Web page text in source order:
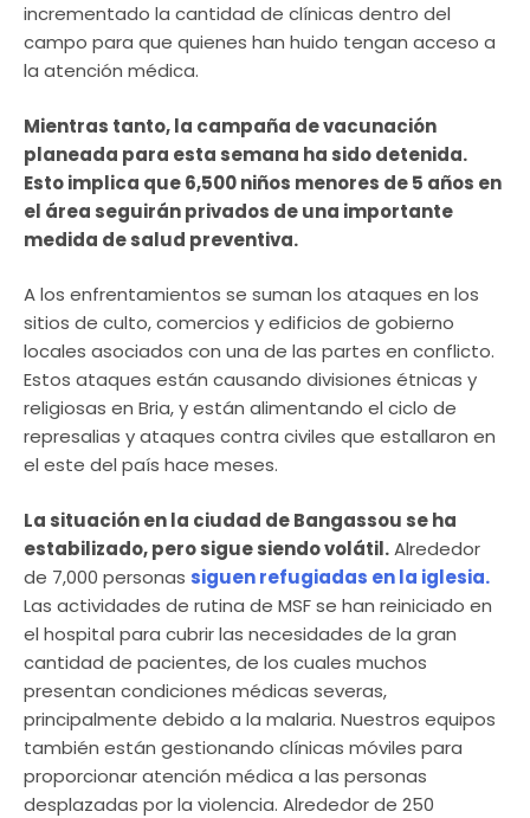
incrementado la cantidad de clínicas dentro del
campo para que quienes han huido tengan acceso a
la atención médica.
Mientras tanto, la campaña de vacunación
planeada para esta semana ha sido detenida.
Esto implica que 6,500 niños menores de 5 años en
el área seguirán privados de una importante
medida de salud preventiva.
A los enfrentamientos se suman los ataques en los
sitios de culto, comercios y edificios de gobierno
locales asociados con una de las partes en conflicto.
Estos ataques están causando divisiones étnicas y
religiosas en Bria, y están alimentando el ciclo de
represalias y ataques contra civiles que estallaron en
el este del país hace meses.
La situación en la ciudad de Bangassou se ha
estabilizado, pero sigue siendo volátil.Alrededor
de 7,000 personas siguen refugiadas en la iglesia.
Las actividades de rutina de MSF se han reiniciado en
el hospital para cubrir las necesidades de la gran
cantidad de pacientes, de los cuales muchos
presentan condiciones médicas severas,
principalmente debido a la malaria. Nuestros equipos
también están gestionando clínicas móviles para
proporcionar atención médica a las personas
desplazadas por la violencia. Alrededor de 250